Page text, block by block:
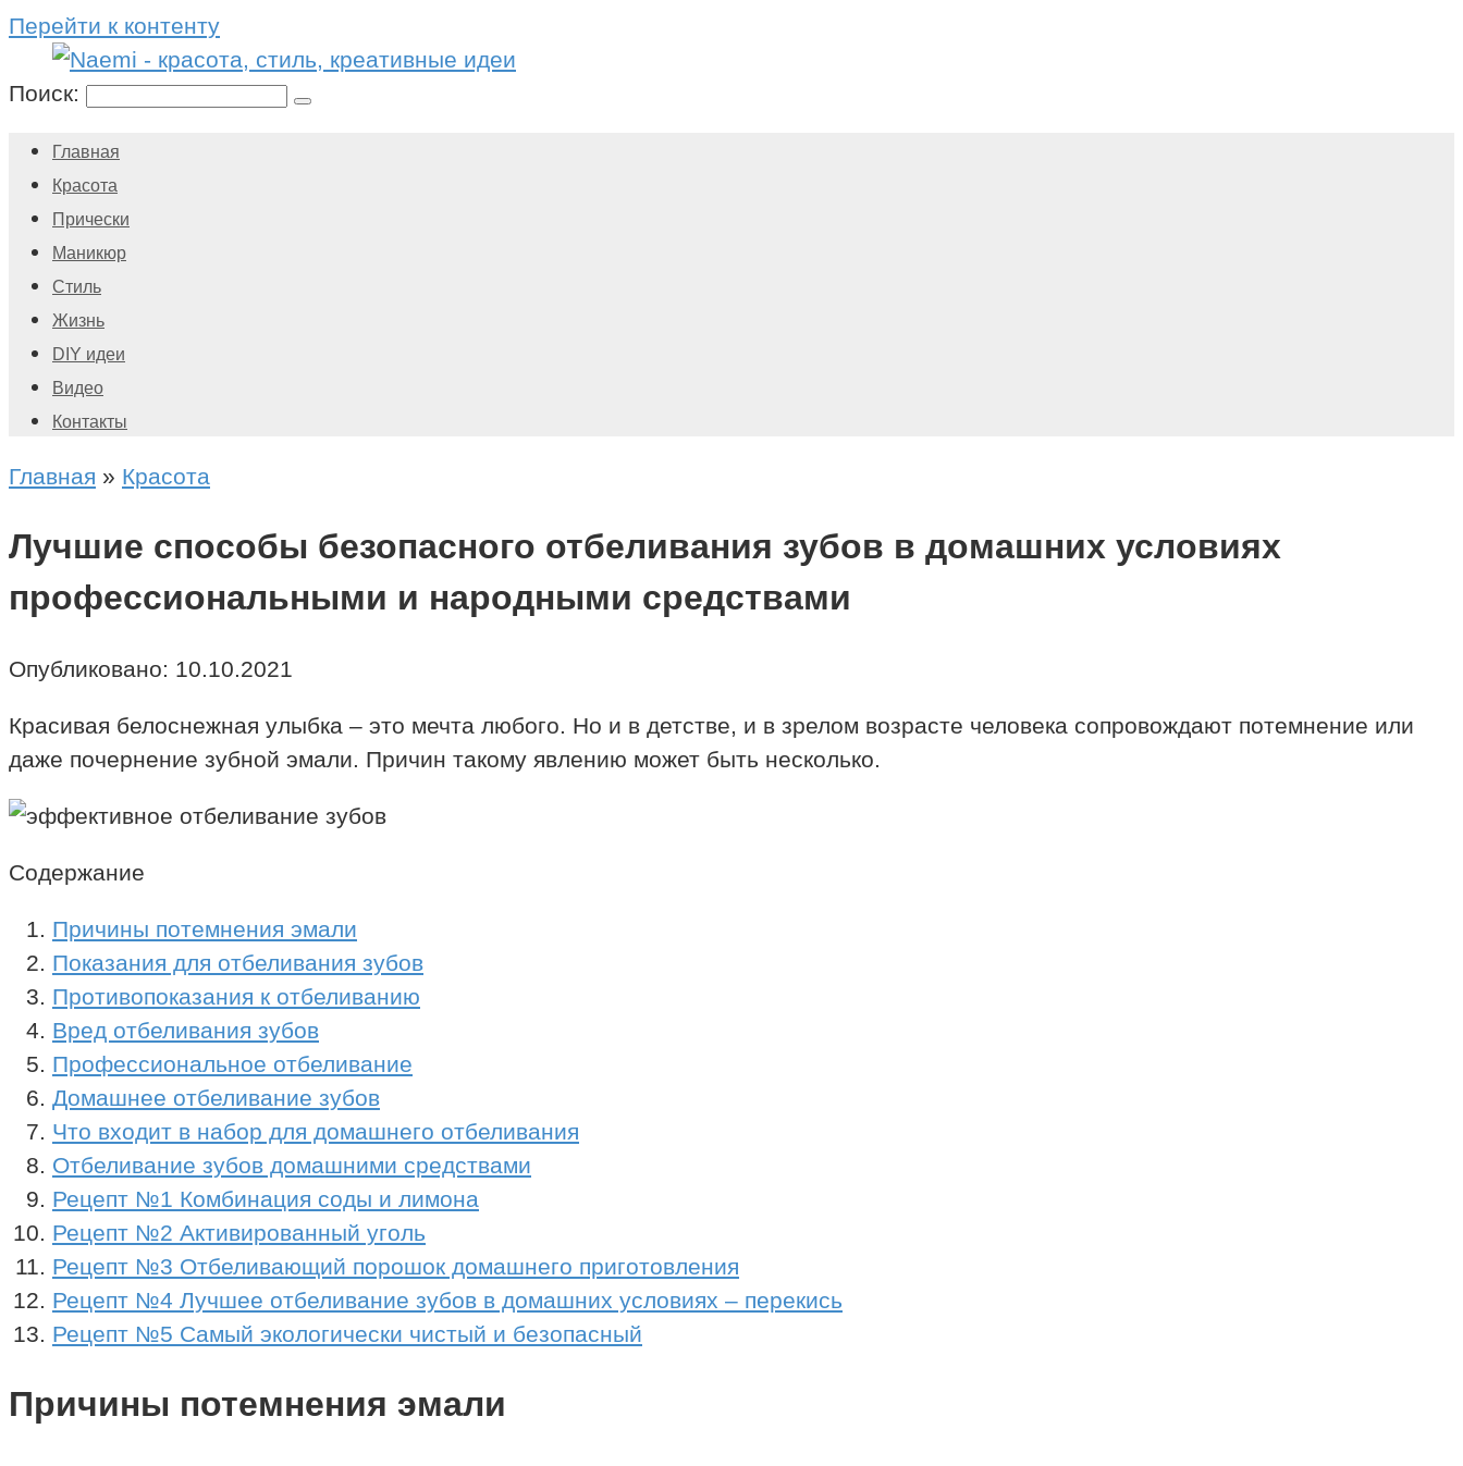
Перейти к контенту
Поиск:
Главная
Красота
Прически
Маникюр
Стиль
Жизнь
DIY идеи
Видео
Контакты
Главная » Красота
Лучшие способы безопасного отбеливания зубов в домашних условиях
профессиональными и народными средствами
Опубликовано: 10.10.2021
Красивая белоснежная улыбка – это мечта любого. Но и в детстве, и в зрелом возрасте человека сопровождают потемнение или
даже почернение зубной эмали. Причин такому явлению может быть несколько.
Содержание
Причины потемнения эмали
Показания для отбеливания зубов
Противопоказания к отбеливанию
Вред отбеливания зубов
Профессиональное отбеливание
Домашнее отбеливание зубов
Что входит в набор для домашнего отбеливания
Отбеливание зубов домашними средствами
Рецепт №1 Комбинация соды и лимона
Рецепт №2 Активированный уголь
Рецепт №3 Отбеливающий порошок домашнего приготовления
Рецепт №4 Лучшее отбеливание зубов в домашних условиях – перекись
Рецепт №5 Самый экологически чистый и безопасный
Причины потемнения эмали